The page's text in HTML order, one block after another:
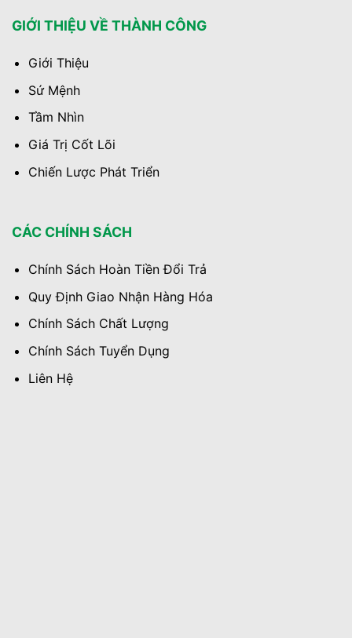
GIỚI THIỆU VỀ THÀNH CÔNG
Giới Thiệu
Sứ Mệnh
Tầm Nhìn
Giá Trị Cốt Lõi
Chiến Lược Phát Triển
CÁC CHÍNH SÁCH
Chính Sách Hoàn Tiền Đổi Trả
Quy Định Giao Nhận Hàng Hóa
Chính Sách Chất Lượng
Chính Sách Tuyển Dụng
Liên Hệ